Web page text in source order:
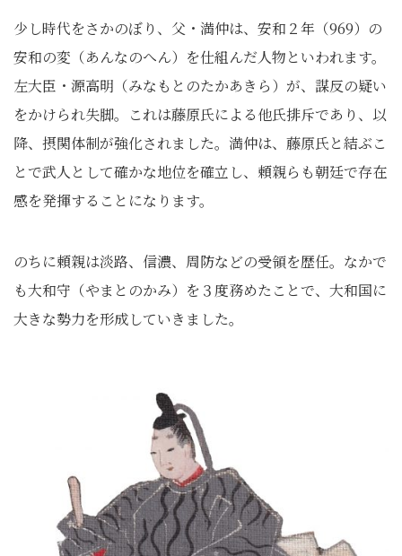
少し時代をさかのぼり、父・満仲は、安和２年（969）の
安和の変（あんなのへん）を仕組んだ人物といわれます。
左大臣・源高明（みなもとのたかあきら）が、謀反の疑い
をかけられ失脚。これは藤原氏による他氏排斥であり、以
降、摂関体制が強化されました。満仲は、藤原氏と結ぶこ
とで武人として確かな地位を確立し、頼親らも朝廷で存在
感を発揮することになります。
のちに頼親は淡路、信濃、周防などの受領を歴任。なかで
も大和守（やまとのかみ）を３度務めたことで、大和国に
大きな勢力を形成していきました。